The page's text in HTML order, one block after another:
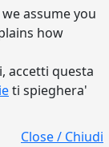
assume you
how
accetti questa
ti spieghera'
Close / Chiudi